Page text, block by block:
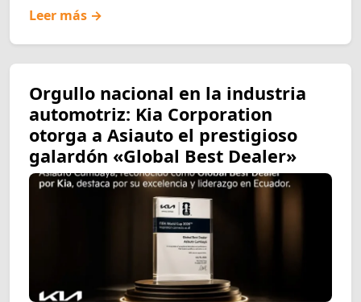
Leer más →
Orgullo nacional en la industria
automotriz: Kia Corporation
otorga a Asiauto el prestigioso
galardón «Global Best Dealer»